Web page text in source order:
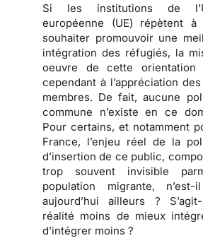
Si les institutions de
européenne (UE) répètent à
souhaiter promouvoir une
intégration des réfugiés, la
oeuvre de cette orientation
cependant à l’appréciation
membres. De fait,aucune
commune n’existe en ce
Pour certains, et notamment
France, l’enjeu réel de la
d’insertion de ce public,
trop souvent invisible
population migrante, n’est-
aujourd’hui ailleurs ?
réalité moins de mieux
d’intégrer moins ?